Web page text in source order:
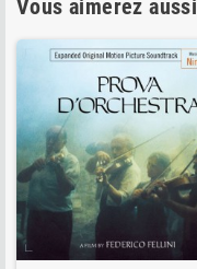
Vous aimerez aussi